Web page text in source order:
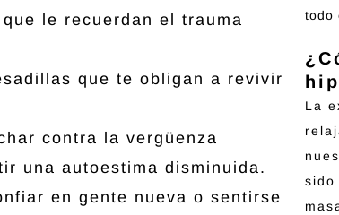
le recuerdan el trauma
que te obligan a revivir
contra la vergüenza
una autoestima disminuida.
en gente nueva o sentirse
todo
La
sido